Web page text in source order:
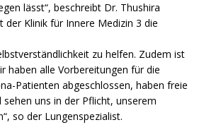
lässt“, beschreibt Dr. Thushira
der Klinik für Innere Medizin 3 die
zu helfen. Zudem ist
haben alle Vorbereitungen für die
Patienten abgeschlossen, haben freie
uns in der Pflicht, unserem
so der Lungenspezialist.